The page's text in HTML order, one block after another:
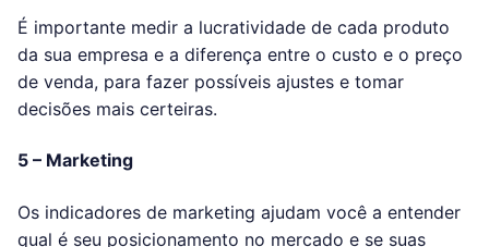
É importante medir a lucratividade de cada produto
da sua empresa e a diferença entre o custo e o preço
de venda, para fazer possíveis ajustes e tomar
decisões mais certeiras.
5 – Marketing
Os indicadores de marketing ajudam você a entender
qual é seu posicionamento no mercado e se suas